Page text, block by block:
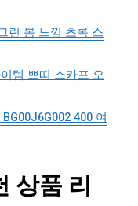
린 봄 느낌 초록 스
템 쁘띠 스카프 오
400 여
상품 리